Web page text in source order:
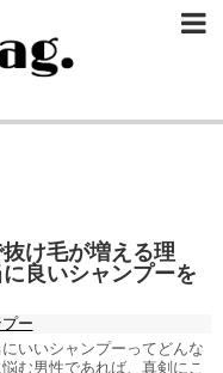
け毛が増える理
良いシャンプーを
ー
いいシャンプーってどんな
む男性であれば、真剣にこ